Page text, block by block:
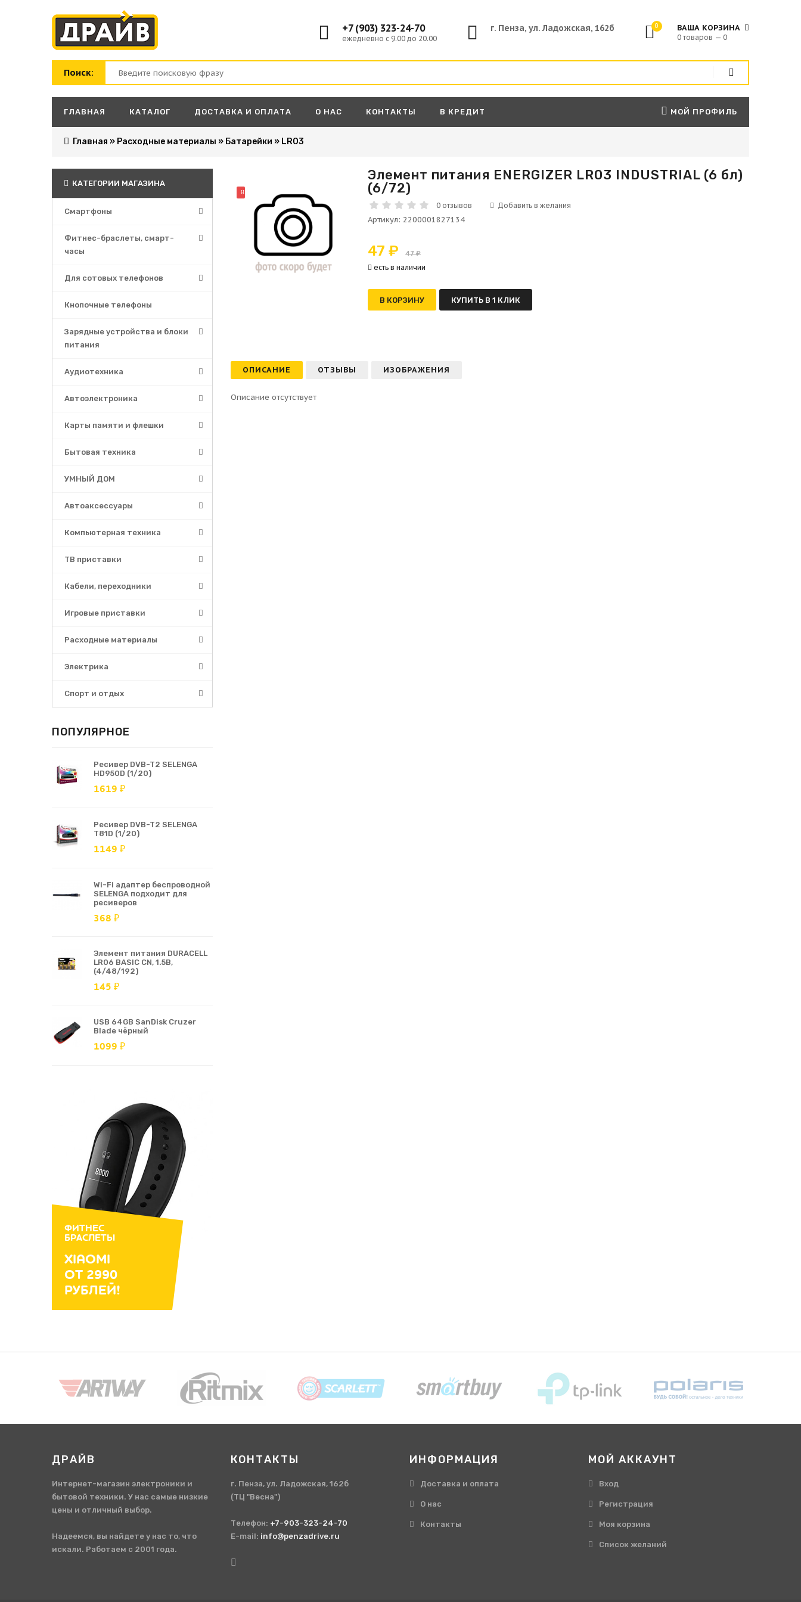
+7 (903) 323-24-70
ежедневно с 9.00 до 20.00
г. Пенза, ул. Ладожская, 162б 0 ВАША КОРЗИНА
0 товаров — 0
МОЙ ПРОФИЛЬ
Поиск:
ГЛАВНАЯ КАТАЛОГ ДОСТАВКА И ОПЛАТА О НАС КОНТАКТЫ В КРЕДИТ
Главная » Расходные материалы » Батарейки » LR03
НОВИНКА
Элемент питания ENERGIZER LR03 INDUSTRIAL (6 бл)
(6/72)
0 отзывов
Артикул: 2200001827134
47 ₽ 47 ₽
есть в наличии
В КОРЗИНУ КУПИТЬ В 1 КЛИК
ОПИСАНИЕ ОТЗЫВЫ ИЗОБРАЖЕНИЯ
Описание отсутствует
КАТЕГОРИИ МАГАЗИНА
Смартфоны
Фитнес-браслеты, смарт-
часы
Для сотовых телефонов
Кнопочные телефоны
Зарядные устройства и блоки
питания
Аудиотехника
Автоэлектроника
Карты памяти и флешки
Бытовая техника
УМНЫЙ ДОМ
Автоаксессуары
Компьютерная техника
ТВ приставки
Кабели, переходники
Игровые приставки
Расходные материалы
Электрика
Спорт и отдых
ПОПУЛЯРНОЕ
Ресивер DVB-T2 SELENGA
HD950D (1/20)
1619 ₽
Ресивер DVB-T2 SELENGA
T81D (1/20)
1149 ₽
Wi-Fi адаптер беспроводной
SELENGA подходит для
ресиверов
368 ₽
Элемент питания DURACELL
LR06 BASIC CN, 1.5В,
(4/48/192)
145 ₽
USB 64GB SanDisk Cruzer
Blade чёрный
1099 ₽
ФИТНЕС
БРАСЛЕТЫ
XIAOMI
ОТ 2990
РУБЛЕЙ!
ДРАЙВ
Интернет-магазин электроники и
бытовой техники. У нас самые низкие
цены и отличный выбор.
Надеемся, вы найдете у нас то, что
искали. Работаем с 2001 года.
КОНТАКТЫ
г. Пенза, ул. Ладожская, 162б
(ТЦ "Весна")
Телефон: +7-903-323-24-70
E-mail: info@penzadrive.ru
ИНФОРМАЦИЯ
Доставка и оплата
О нас
Контакты
МОЙ АККАУНТ
Вход
Регистрация
Моя корзина
Cписок желаний